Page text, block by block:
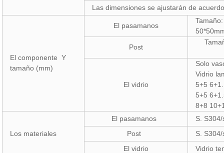
Las dimensiones se ajustarán de
El componente Y
tamaño (mm)
El pasamanos
Post
El vidrio
Solo
Vidrio
5+5
5+5
8+8
Los materiales
El pasamanos
S.
Post
S.
El vidrio
Vidrio